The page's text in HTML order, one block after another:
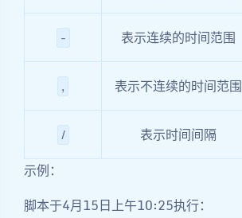
- 表示连续的时间范围
, 表示不连续的时间范围
/
表示时间间隔
示例：
脚本于4月15日上午10:25执行：